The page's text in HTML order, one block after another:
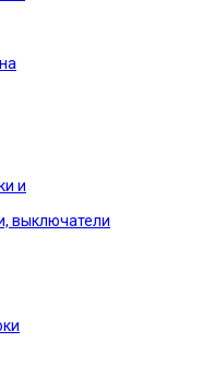
и
выключатели